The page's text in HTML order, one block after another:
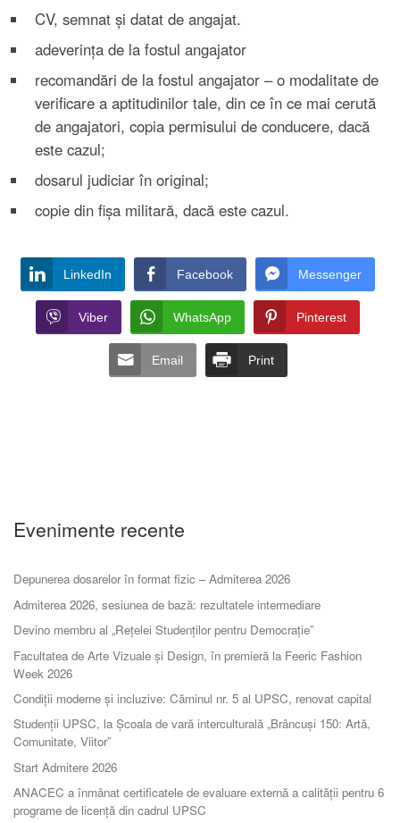
CV, semnat și datat de angajat.
adeverința de la fostul angajator
recomandări de la fostul angajator – o modalitate de
verificare a aptitudinilor tale, din ce în ce mai cerută
de angajatori, copia permisului de conducere, dacă
este cazul;
dosarul judiciar în original;
copie din fișa militară, dacă este cazul.
LinkedIn Facebook Messenger
Viber WhatsApp Pinterest
Email Print
Evenimente recente
Depunerea dosarelor în format fizic – Admiterea 2026
Admiterea 2026, sesiunea de bază: rezultatele intermediare
Devino membru al „Rețelei Studenților pentru Democrație”
Facultatea de Arte Vizuale și Design, în premieră la Feeric Fashion
Week 2026
Condiții moderne și incluzive: Căminul nr. 5 al UPSC, renovat capital
Studenții UPSC, la Școala de vară interculturală „Brâncuși 150: Artă,
Comunitate, Viitor”
Start Admitere 2026
ANACEC a înmânat certificatele de evaluare externă a calității pentru 6
programe de licență din cadrul UPSC